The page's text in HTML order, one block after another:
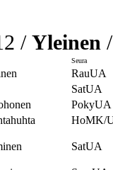
/ Yleinen
Seura
RauUA
SatUA
PokyUA
HoMK/
SatUA